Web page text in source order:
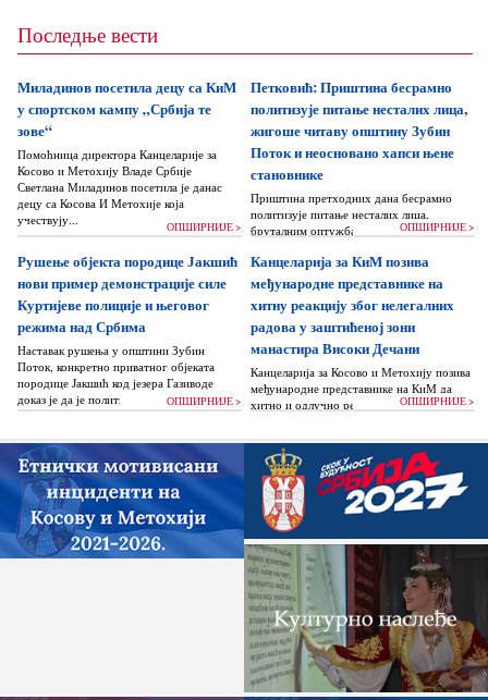
Последње вести
Миладинов посетила децу са КиМ
у спортском кампу „Србија те
зове“
Помоћница директора Канцеларије за
Косово и Метохију Владе Србије
Светлана Миладинов посетила је данас
децу са Косова И Метохије која
учествују...
ОПШИРНИЈЕ >
Петковић: Приштина бесрамно
политизује питање несталих лица,
жигоше читаву општину Зубин
Поток и неосновано хапси њене
становнике
Приштина претходних дана бесрамно
политизује питање несталих лица,
бруталним оптужбама на рачун Београда
жигоше...
ОПШИРНИЈЕ >
Рушење објекта породице Јакшић
нови пример демонстрације силе
Куртијеве полиције и његовог
режима над Србима
Наставак рушења у општини Зубин
Поток, конкретно приватног објеката
породице Јакшић код језера Газиводе
доказ је да је политика Аљбина Куртија...
ОПШИРНИЈЕ >
Канцеларија за КиМ позива
међународне представнике на
хитну реакцију због нелегалних
радова у заштићеној зони
манастира Високи Дечани
Канцеларија за Косово и Метохију позива
међународне представнике на КиМ да
хитно и одлучно реагују и да без
нелегалних грађевинских...
ОПШИРНИЈЕ >